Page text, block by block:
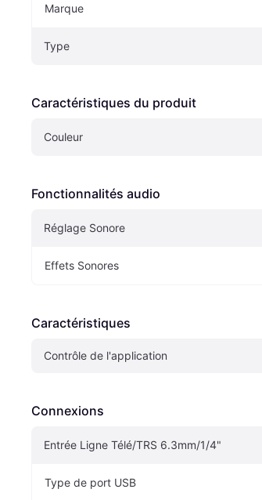
Marque
Type
Caractéristiques du produit
Couleur
Fonctionnalités audio
Réglage Sonore
Effets Sonores
Caractéristiques
Contrôle de l'application
Connexions
Entrée Ligne Télé/TRS 6.3mm/1/4"
Type de port USB